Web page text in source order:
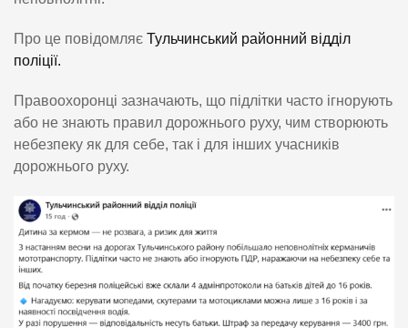
Про це повідомляє Тульчинський районний відділ
поліції.
Правоохоронці зазначають, що підлітки часто ігнорують
або не знають правил дорожнього руху, чим створюють
небезпеку як для себе, так і для інших учасників
дорожнього руху.